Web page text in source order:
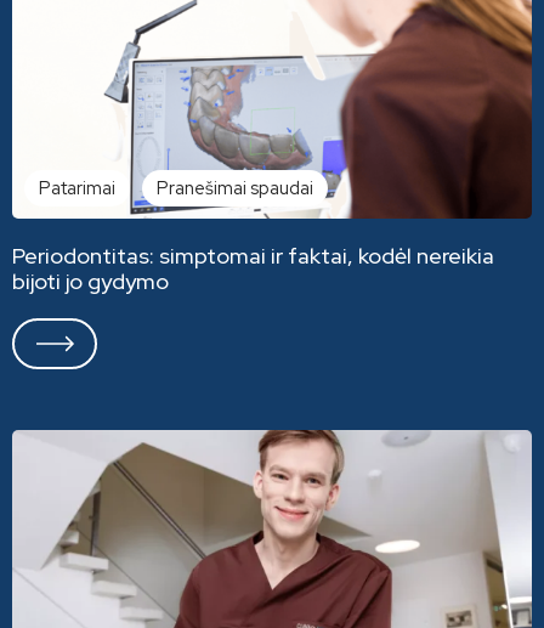
Patarimai Pranešimai spaudai
Periodontitas: simptomai ir faktai, kodėl nereikia
bijoti jo gydymo